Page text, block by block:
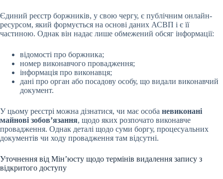
Єдиний реєстр боржників, у свою чергу, є публічним онлайн-
ресурсом, який формується на основі даних АСВП і є її
частиною. Однак він надає лише обмежений обсяг інформації:
відомості про боржника;
номер виконавчого провадження;
інформація про виконавця;
дані про орган або посадову особу, що видали виконавчий
документ.
У цьому реєстрі можна дізнатися, чи має особа невиконані
майнові зобов’язання, щодо яких розпочато виконавче
провадження. Однак деталі щодо суми боргу, процесуальних
документів чи ходу провадження там відсутні.
Уточнення від Мін’юсту щодо термінів видалення запису з
відкритого доступу